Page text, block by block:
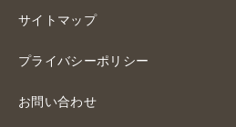
サイトマップ
プライバシーポリシー
お問い合わせ